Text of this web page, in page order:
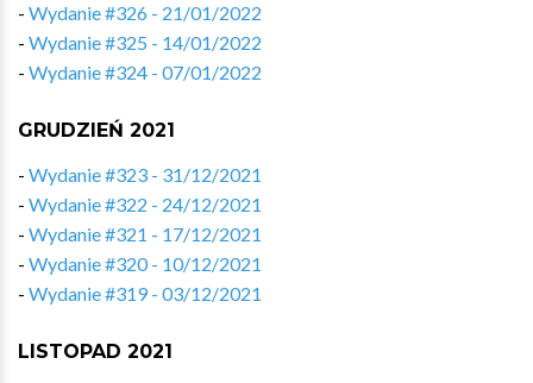
- Wydanie #326 - 21/01/2022
- Wydanie #325 - 14/01/2022
- Wydanie #324 - 07/01/2022
GRUDZIEŃ 2021
- Wydanie #323 - 31/12/2021
- Wydanie #322 - 24/12/2021
- Wydanie #321 - 17/12/2021
- Wydanie #320 - 10/12/2021
- Wydanie #319 - 03/12/2021
LISTOPAD 2021